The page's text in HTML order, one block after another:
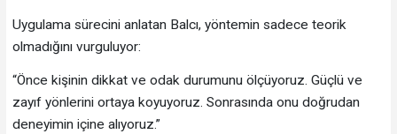
Uygulama sürecini anlatan Balcı, yöntemin sadece teorik
olmadığını vurguluyor:
“Önce kişinin dikkat ve odak durumunu ölçüyoruz. Güçlü ve
zayıf yönlerini ortaya koyuyoruz. Sonrasında onu doğrudan
deneyimin içine alıyoruz.”